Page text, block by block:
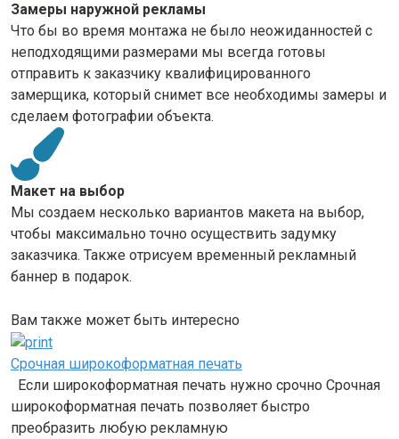
Замеры наружной рекламы
Что бы во время монтажа не было неожиданностей с
неподходящими размерами мы всегда готовы
отправить к заказчику квалифицированного
замерщика, который снимет все необходимы замеры и
сделаем фотографии объекта.
Макет на выбор
Мы создаем несколько вариантов макета на выбор,
чтобы максимально точно осуществить задумку
заказчика. Также отрисуем временный рекламный
баннер в подарок.
Вам также может быть интересно
Срочная широкоформатная печать
Если широкоформатная печать нужно срочно Срочная
широкоформатная печать позволяет быстро
преобразить любую рекламную